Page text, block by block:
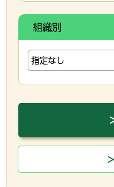
組織別